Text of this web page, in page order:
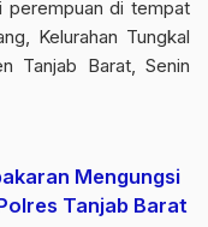
perempuan di tempat
Kelurahan Tungkal
Tanjab Barat, Senin
Mengungsi
Tanjab Barat